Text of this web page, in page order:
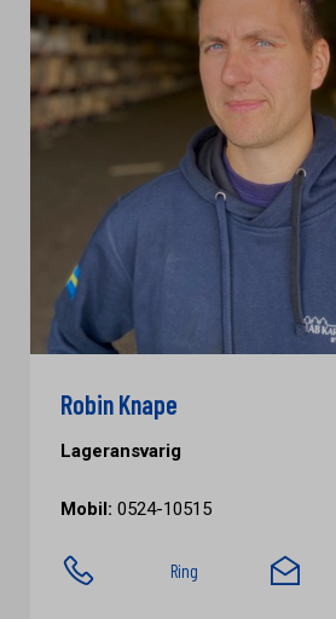
Robin Knape
Lageransvarig
Mobil: 0524-10515
Ring